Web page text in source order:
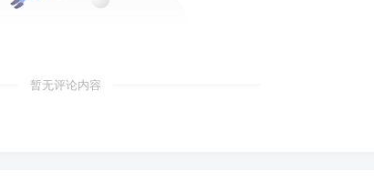
暂无评论内容